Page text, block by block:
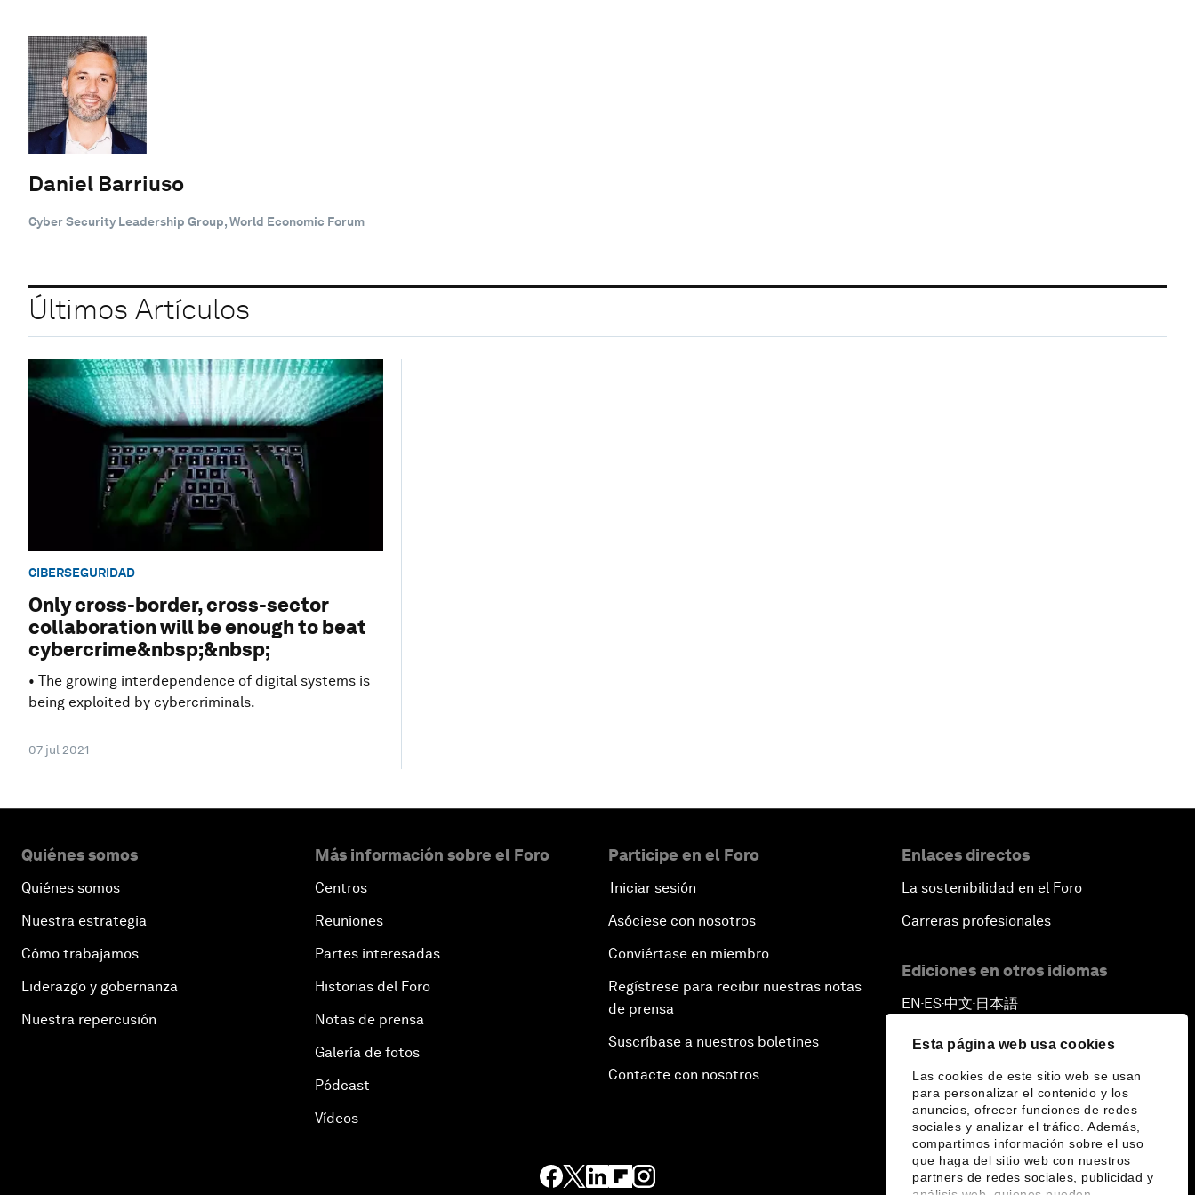
Esta página web usa cookies
Las cookies de este sitio web se usan
para personalizar el contenido y los
anuncios, ofrecer funciones de redes
sociales y analizar el tráfico. Además,
compartimos información sobre el uso
que haga del sitio web con nuestros
partners de redes sociales, publicidad y
Daniel Barriuso
Cyber Security Leadership Group, World Economic Forum
Últimos Artículos
CIBERSEGURIDAD
Only cross-border, cross-sector
collaboration will be enough to beat
cybercrime&nbsp;&nbsp;
• The growing interdependence of digital systems is
being exploited by cybercriminals.
07 jul 2021
Quiénes somos
Quiénes somos
Nuestra estrategia
Cómo trabajamos
Liderazgo y gobernanza
Nuestra repercusión
Más información sobre el Foro
Centros
Reuniones
Partes interesadas
Historias del Foro
Notas de prensa
Galería de fotos
Pódcast
Vídeos
Participe en el Foro
Iniciar sesión
Asóciese con nosotros
Conviértase en miembro
Regístrese para recibir nuestras notas
de prensa
Suscríbase a nuestros boletines
Contacte con nosotros
Enlaces directos
La sostenibilidad en el Foro
Carreras profesionales
Ediciones en otros idiomas
EN ▪ ES▪中文▪ 日本語